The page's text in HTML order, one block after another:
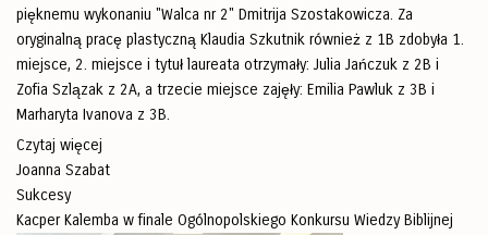
pięknemu wykonaniu "Walca nr 2" Dmitrija Szostakowicza. Za
oryginalną pracę plastyczną Klaudia Szkutnik również z 1B zdobyła 1.
miejsce, 2. miejsce i tytuł laureata otrzymały: Julia Jańczuk z 2B i
Zofia Szlązak z 2A, a trzecie miejsce zajęły: Emilia Pawluk z 3B i
Marharyta Ivanova z 3B.
Czytaj więcej
Joanna Szabat
Sukcesy
Kacper Kalemba w finale Ogólnopolskiego Konkursu Wiedzy Biblijnej